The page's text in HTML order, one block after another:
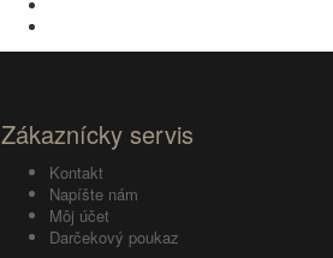
Zákaznícky servis
Kontakt
Napíšte nám
Môj účet
Darčekový poukaz